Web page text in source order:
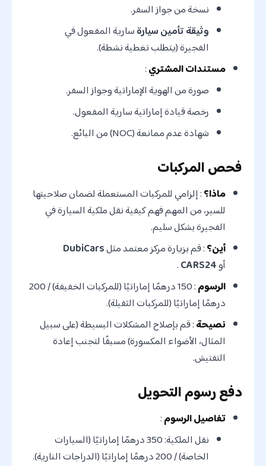
نسخة من جواز السفر.
وثيقة تأمين سيارةسارية المفعول في
الفجيرة (يتطلب تغطية نشطة).
مستندات المشتري:
صورة من الهوية الإماراتية وجواز السفر.
رخصة قيادة إماراتية سارية المفعول.
شهادة عدم ممانعة (NOC) من البائع.
فحص المركبات
ماذا؟: إلزامي للمركبات المستعملة لضمان صلاحيتها
للسير، من المهم فهم كيفية نقل ملكية السيارة في
الفجيرة بشكل سليم.
أين؟: قم بزيارة مركز معتمد مثلDubiCars
أوCARS24
.
الرسوم
: 150 درهمًا إماراتيًا (للمركبات الخفيفة) / 200
درهمًا إماراتيًا (للمركبات الثقيلة).
نصيحة: قم بإصلاح المشكلات البسيطة (على سبيل
المثال، الأضواء المكسورة) مسبقًا لتجنب إعادة
التفتيش.
دفع رسوم التحويل
تفاصيل الرسوم:
نقل الملكية: 350 درهمًا إماراتيًا (السيارات
الخاصة) / 200 درهمًا إماراتيًا (الدراجات النارية).